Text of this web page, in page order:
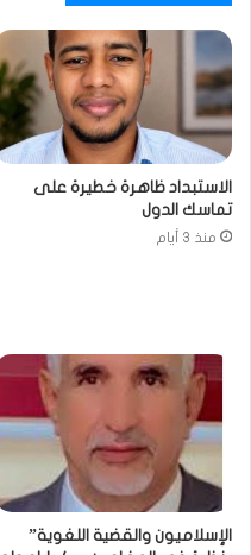
الاستبداد ظاهرة خطيرة على
تماسك الدول
منذ 3 أيام
الإسلاميون والقضية اللغوية”